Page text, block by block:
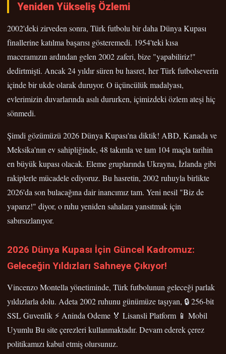
Yeniden Yükseliş Özlemi
2002'deki zirveden sonra, Türk futbolu bir daha Dünya Kupası
finallerine katılma başarısı gösteremedi. 1954'teki kısa
maceramızın ardından gelen 2002 zaferi, bize "yapabiliriz!"
dedirtmişti. Ancak 24 yıldır süren bu hasret, her Türk futbolseverin
içinde bir ukde olarak duruyor. O üçüncülük madalyası,
evlerimizin duvarlarında asılı dururken, içimizdeki özlem ateşi hiç
sönmedi.
Şimdi gözümüzü 2026 Dünya Kupası'na diktik! ABD, Kanada ve
Meksika'nın ev sahipliğinde, 48 takımla ve tam 104 maçla tarihin
en büyük kupası olacak. Eleme gruplarında Ukrayna, İzlanda gibi
rakiplerle mücadele ediyoruz. Bu hasretin, 2002 ruhuyla birlikte
2026'da son bulacağına dair inancımız tam. Yeni nesil "Biz de
yaparız!" diyor, o ruhu yeniden sahalara yansıtmak için
sabırsızlanıyor.
2026 Dünya Kupası İçin Güncel Kadromuz:
Geleceğin Yıldızları Sahneye Çıkıyor!
Vincenzo Montella yönetiminde, Türk futbolunun geleceği parlak
yıldızlarla dolu. Adeta 2002 ruhunu günümüze taşıyan, 🔒 256-bit
SSL Guvenlik ⚡ Aninda Odeme 🏅 Lisansli Platform 📱 Mobil
Uyumlu Bu site çerezleri kullanmaktadır. Devam ederek çerez
politikamızı kabul etmiş olursunuz.